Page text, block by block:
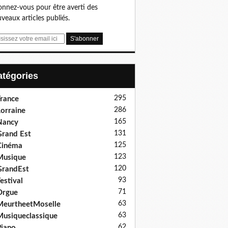
vous pour être averti des
articles publiés.
295
286
165
Est 131
125
123
120
93
71
63
63